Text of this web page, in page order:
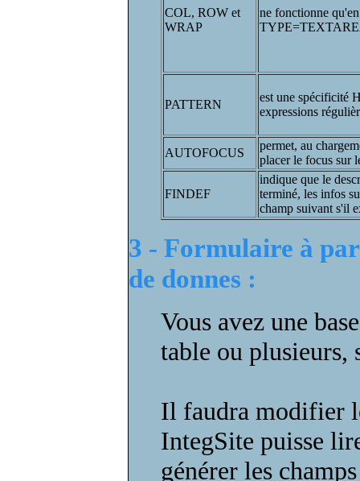
COL, ROW et
WRAP
ne fonctionne
PATTERN
est une spécificité
expressions
AUTOFOCUS
permet, au
placer le focus sur
FINDEF
indique que le
terminé, les infos
champ suivant s'il
3 - Formulaire à
de donnes :
Vous avez une
table ou plusieurs,
Il faudra modifier
IntegSite puisse
générer les